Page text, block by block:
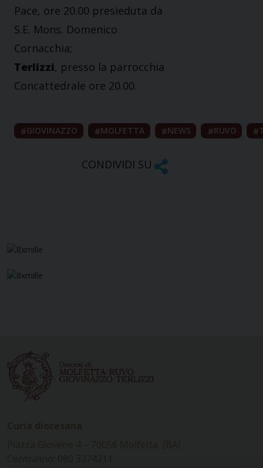
Pace, ore 20.00 presieduta da
S.E. Mons. Domenico
Cornacchia;
Terlizzi, presso la parrocchia
Concattedrale ore 20.00.
GIOVINAZZO MOLFETTA NEWS RUVO
CONDIVIDI SU